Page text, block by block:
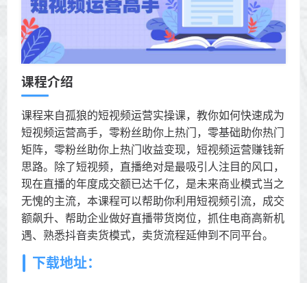
课程介绍
课程来自孤狼的短视频运营实操课，教你如何快速成为
短视频运营高手，零粉丝助你上热门，零基础助你热门
矩阵，零粉丝助你上热门收益变现，短视频运营赚钱新
思路。除了短视频，直播绝对是最吸引人注目的风口，
现在直播的年度成交额已达千亿，是未来商业模式当之
无愧的主流，本课程可以帮助你利用短视频引流，成交
额飙升、帮助企业做好直播带货岗位，抓住电商高新机
遇、熟悉抖音卖货模式，卖货流程延伸到不同平台。
下载地址：